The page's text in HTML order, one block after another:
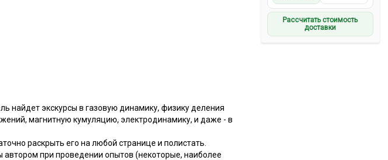
Рассчитать стоимость
доставки
найдет экскурсы в газовую динамику, физику деления
магнитную кумуляцию, электродинамику, и даже - в
раскрыть его на любой странице и полистать.
при проведении опытов (некоторые, наиболее